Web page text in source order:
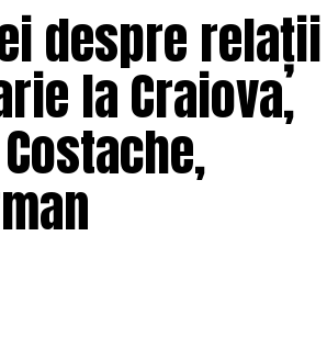
despre relații
la Craiova,